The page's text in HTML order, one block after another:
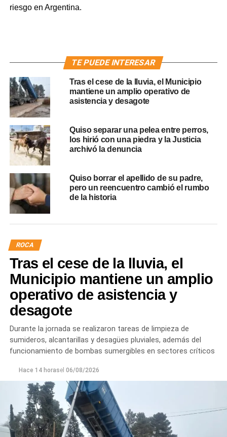
riesgo en Argentina.
TE PUEDE INTERESAR
Tras el cese de la lluvia, el Municipio
mantiene un amplio operativo de
asistencia y desagote
Quiso separar una pelea entre perros,
los hirió con una piedra y la Justicia
archivó la denuncia
Quiso borrar el apellido de su padre,
pero un reencuentro cambió el rumbo
de la historia
ROCA
Tras el cese de la lluvia, el
Municipio mantiene un amplio
operativo de asistencia y
desagote
Durante la jornada se realizaron tareas de limpieza de
sumideros, alcantarillas y desagües pluviales, además del
funcionamiento de bombas sumergibles en sectores críticos
Hace 14 horasel 06/08/2026